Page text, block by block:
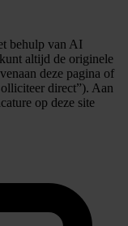
behulp van AI
altijd de originele
deze pagina of
direct”). Aan
op deze site